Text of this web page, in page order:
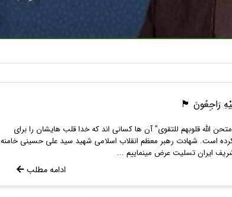
رَاجِعُونَ 🏴
الله قلوبهم للتقوی" آن ها کسانی اند که خدا قلب هایشان را برای
است. شهادت رهبر معظم انقلاب اسلامی شهید سید علی حسینی خامنه
ایران تسلیت عرض مینماییم ...
ادامه مطلب